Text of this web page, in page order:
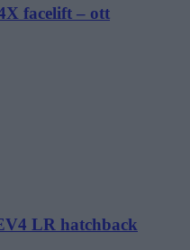
facelift – ott
LR hatchback